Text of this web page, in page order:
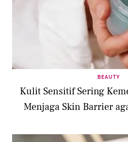
BEAUTY
Kulit Sensitif Sering
Menjaga Skin Barrier